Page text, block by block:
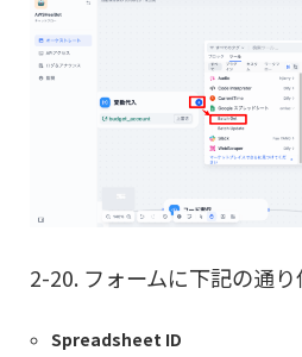
2-20. フォームに下記の通り
Spreadsheet ID